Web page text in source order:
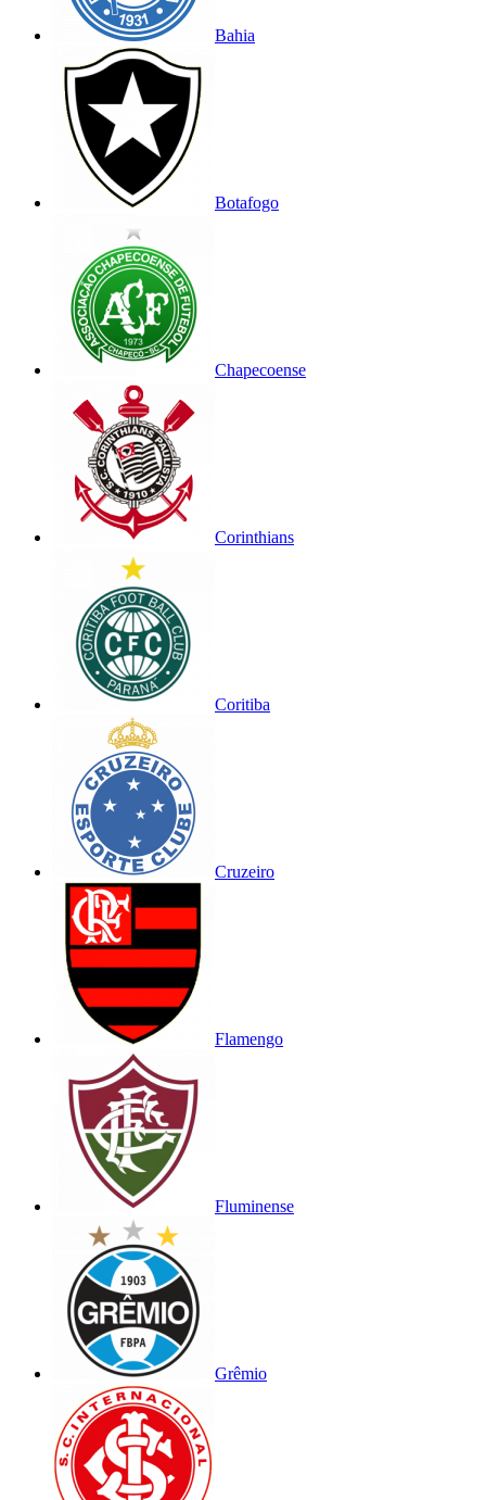
Bahia
Botafogo
Chapecoense
Corinthians
Coritiba
Cruzeiro
Flamengo
Fluminense
Grêmio